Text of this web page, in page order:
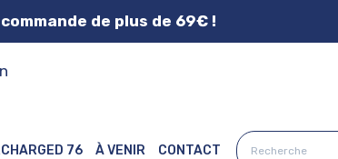
de plus de 69€ !
76 À VENIR CONTACT